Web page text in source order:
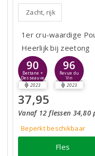
Zacht, rijk
1er cru-waardige
Heerlijk bij zeetong
90
Bettane +
Desseauve
2023
96
Revue du
Vin
2023
37,95
Vanaf 12 flessen 34,80
Beperkt beschikbaar
Fles